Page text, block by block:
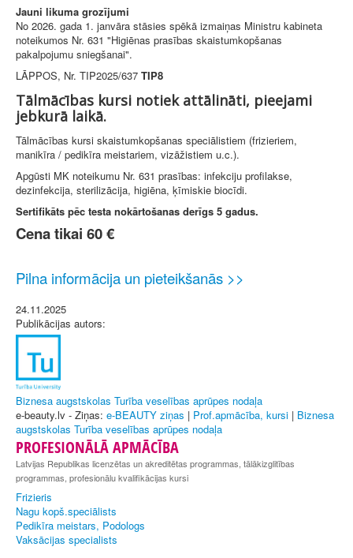
Jauni likuma grozījumi
No 2026. gada 1. janvāra stāsies spēkā izmaiņas Ministru kabineta
noteikumos Nr. 631 "Higiēnas prasības skaistumkopšanas
pakalpojumu sniegšanai".
LĀPPOS, Nr. TIP2025/637 TIP8
Tālmācības kursi notiek attālināti, pieejami
jebkurā laikā.
Tālmācības kursi skaistumkopšanas speciālistiem (frizieriem,
manikīra / pedikīra meistariem, vizāžistiem u.c.).
Apgūsti MK noteikumu Nr. 631 prasības: infekciju profilakse,
dezinfekcija, sterilizācija, higiēna, ķīmiskie biocīdi.
Sertifikāts pēc testa nokārtošanas derīgs 5 gadus.
Cena tikai 60 €
Pilna informācija un pieteikšanās >>
24.11.2025
Publikācijas autors:
Biznesa augstskolas Turība veselības aprūpes nodaļa
e-beauty.lv - Ziņas: e-BEAUTY ziņas | Prof.apmācība, kursi | Biznesa
augstskolas Turība veselības aprūpes nodaļa
PROFESIONĀLĀ APMĀCĪBA
Latvijas Republikas licenzētas un akreditētas programmas, tālākizglitības
programmas, profesionālu kvalifikācijas kursi
Frizieris
Nagu kopš.speciālists
Pedikīra meistars, Podologs
Vaksācijas specialists